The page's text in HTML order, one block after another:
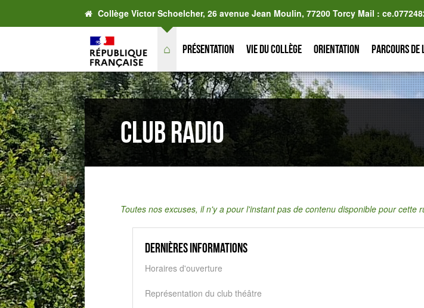
Collège Victor Schoelcher, 26 avenue Jean Moulin, 77200 Torcy Mail :
⌂ Présentation Vie du collège Orientation Parcours de
CLUB RADIO
Toutes nos excuses, il n'y a pour l'instant pas de contenu disponible pour cette
Dernières informations
Horaires d'ouverture
Représentation du club théâtre